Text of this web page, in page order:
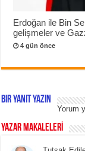
Erdoğan ile Bin
gelişmeler ve
4 gün önce
Bir yanıt yazın
Yorum
YAZAR MAKALELERİ